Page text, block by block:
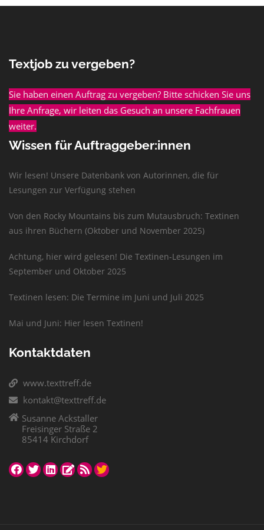
Textjob zu vergeben?
Sie haben einen Auftrag zu vergeben? Bitte schicken Sie uns
Ihre Anfrage, wir leiten das Gesuch an unsere Fachfrauen
weiter.
Wissen für Auftraggeber:innen
Wir lesen! Unsere Datenbank von Autorinnen, die für
Lesungen zur Verfügung stehen
Von den Rocky Mountains bis zum Mutausbruch: Textinen
aus ihren Büchern (Oktober und November 2025)
Achtung, hier wird gelesen! Die Textinen-Lesungen im
September und Oktober 2025
Textinen lesen: Die Termine im Juni und Juli 2025
Mai und Juni: Hier lesen Textinen!
Kontaktdaten
www.texttreff.de
kontakt@texttreff.de
Susanne Ackstaller
Freisinger Straße 2
85414 Kirchdorf